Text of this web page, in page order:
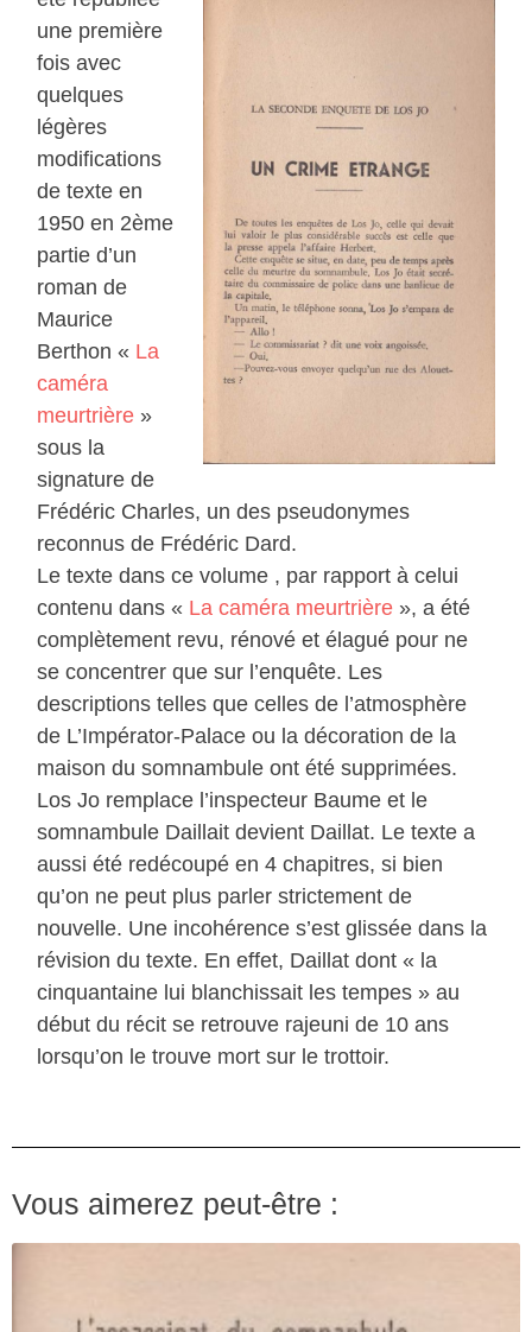
une première
fois avec
quelques
légères
modifications
de texte en
1950 en 2ème
partie d’un
roman de
Maurice
Berthon « La
caméra
meurtrière »
sous la
signature de
Frédéric Charles, un des pseudonymes
reconnus de Frédéric Dard.
Le texte dans ce volume , par rapport à celui
contenu dans « La caméra meurtrière », a été
complètement revu, rénové et élagué pour ne
se concentrer que sur l’enquête. Les
descriptions telles que celles de l’atmosphère
de L’Impérator-Palace ou la décoration de la
maison du somnambule ont été supprimées.
Los Jo remplace l’inspecteur Baume et le
somnambule Daillait devient Daillat. Le texte a
aussi été redécoupé en 4 chapitres, si bien
qu’on ne peut plus parler strictement de
nouvelle. Une incohérence s’est glissée dans la
révision du texte. En effet, Daillat dont « la
cinquantaine lui blanchissait les tempes » au
début du récit se retrouve rajeuni de 10 ans
lorsqu’on le trouve mort sur le trottoir.
Vous aimerez peut-être :